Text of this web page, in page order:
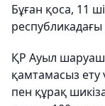
Бұған қоса, 11
ҚР Ауыл
қамтамасыз ету
пен құрақ